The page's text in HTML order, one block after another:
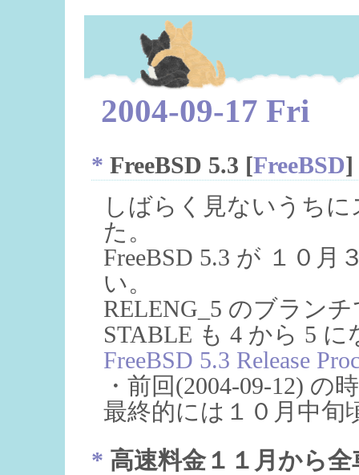
2004-09-17 Fri
* FreeBSD 5.3 [FreeBSD]
しばらく見ないうち
た。
FreeBSD 5.3 が １０
い。
RELENG_5 のブラン
STABLE も 4 から 5
FreeBSD 5.3 Release
・前回(2004-09-12)
最終的には１０月中旬
* 高速料金１１月から